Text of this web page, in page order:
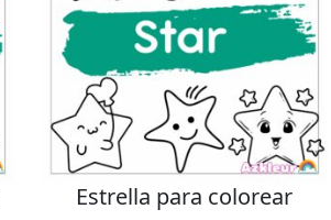
Estrella para colorear